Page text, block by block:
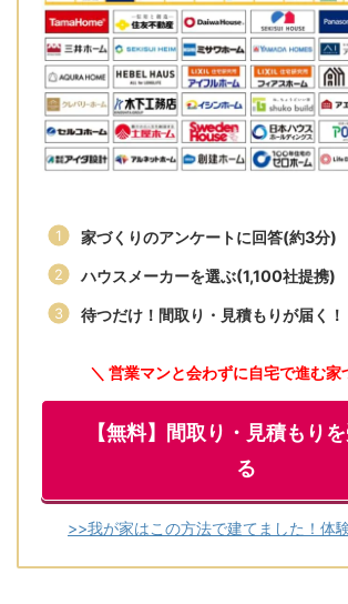
家づくりのアンケートに回答(約3分)
ハウスメーカーを選ぶ(1,100社提携)
待つだけ！間取り・見積もりが届く！
＼ 営業マンと会わずに自宅で進む家
【無料】間取り・見積もり
る
>>我が家はこの方法で建てました！体